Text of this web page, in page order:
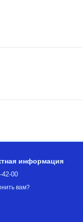
информация
42-00
вам?